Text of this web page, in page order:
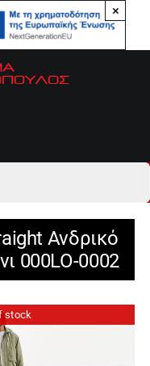
×
Ανδρικό
000LO-0002
stock